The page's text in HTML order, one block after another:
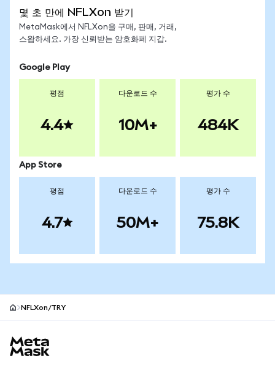
몇 초 만에 NFLXon 받기
MetaMask에서 NFLXon을 구매, 판매, 거래,
스왑하세요. 가장 신뢰받는 암호화폐 지갑.
Google Play
평점
4.4
다운로드 수
10M+
평가 수
484K
App Store
평점
4.7
다운로드 수
50M+
평가 수
75.8K
NFLXon/TRY